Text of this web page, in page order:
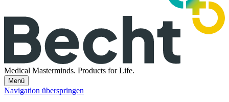
Medical Masterminds. Products for Life.
Menü
Navigation überspringen